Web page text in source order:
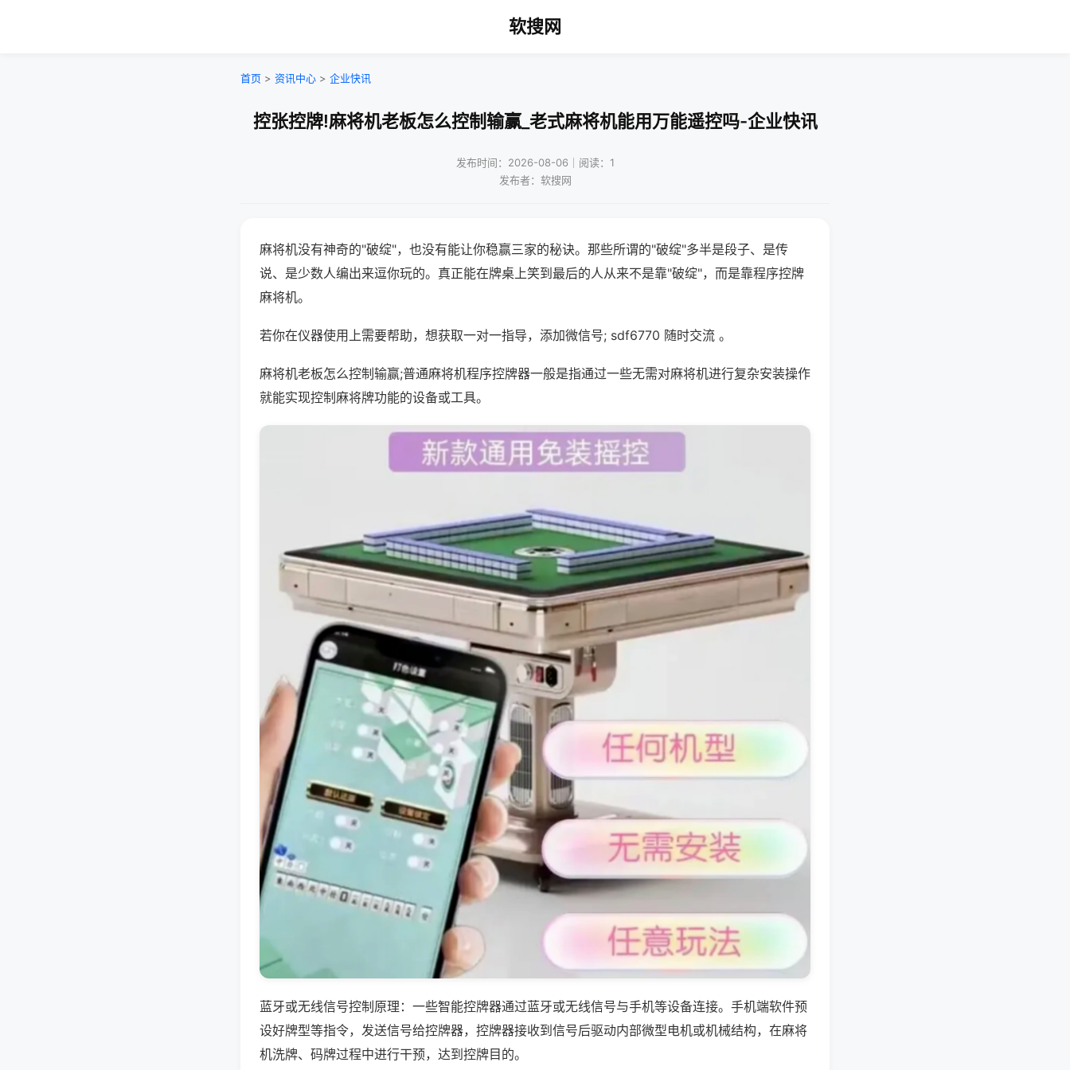
软搜网
首页 > 资讯中心 > 企业快讯
控张控牌!麻将机老板怎么控制输赢_老式麻将机能用万能遥控吗-企业快讯
发布时间：2026-08-06｜阅读：1
发布者：软搜网
麻将机没有神奇的"破绽"，也没有能让你稳赢三家的秘诀。那些所谓的"破绽"多半是段子、是传
说、是少数人编出来逗你玩的。真正能在牌桌上笑到最后的人从来不是靠"破绽"，而是靠程序控牌
麻将机。
若你在仪器使用上需要帮助，想获取一对一指导，添加微信号; sdf6770 随时交流 。
麻将机老板怎么控制输赢;普通麻将机程序控牌器一般是指通过一些无需对麻将机进行复杂安装操作
就能实现控制麻将牌功能的设备或工具。
蓝牙或无线信号控制原理：一些智能控牌器通过蓝牙或无线信号与手机等设备连接。手机端软件预
设好牌型等指令，发送信号给控牌器，控牌器接收到信号后驱动内部微型电机或机械结构，在麻将
机洗牌、码牌过程中进行干预，达到控牌目的。